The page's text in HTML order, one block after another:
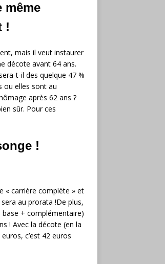
même
!
mais il veut instaurer
décote avant 64 ans.
t-il des quelque 47 %
ou elles sont au
après 62 ans ?
sûr. Pour ces
!
« carrière complète » et
au prorata !De plus,
base + complémentaire)
! Avec la décote (en la
c’est 42 euros